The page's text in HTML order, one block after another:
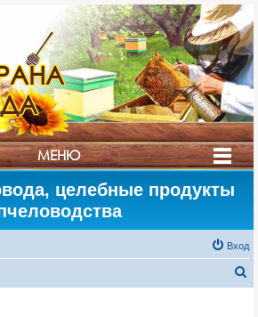
МЕНЮ
целебные продукты
Вход